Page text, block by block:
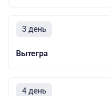
3 день
Вытегра
4 день